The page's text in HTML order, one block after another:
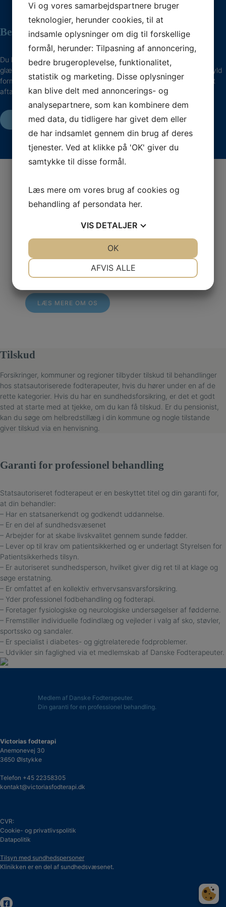
Bestil et gavekort til behandling
Du kan bestille et gavekort til en behandling i klinikken, hvis du vil
glæde en, du kender, med bedre fodsundhed og livskvalitet. Udfyld
formularen med dine oplysninger, og vi vender tilbage til dig for at
aftale mere om gavekortet.
BESTIL GAVEKORT
Vi giver os tid til dig
Vi kerer os om din fodsundhed og gør os umage med
at møde dig, hvor du er, uanset om du er 14 eller 84
Hos os har vi god tid til at komme godt omkring
fodproblemer og årsagerne til dem, mens du sidder i
stolen.
LÆS MERE OM OS
Tilskud
Forsikringer, kommuner og regioner tilbyder tilskud til behandlinger
hos statsautoriserede fodterapeuter, hvis du hører under en af de
rette kategorier. Hvis du har en sundhedsforsikring, er det et godt
sted at starte med at tjekke, om du kan få tilskud. Er du pensionist,
kan du søge om helbredstillæg i din kommune og nogle tilstande
giver tilskud via en henvisning.
Garanti for professionel behandling
Statsautoriseret fodterapeut er en beskyttet titel og din garanti for,
at din behandler:
– Har en statsanerkendt og godkendt uddannelse.
– Er en del af sundhedsvæsenet
– Arbejder for at skabe livskvalitet gennem sunde fødder.
– Lever op til krav om patientsikkerhed og er underlagt Styrelsen for
Patientsikkerheds tilsyn.
– Er autoriseret sundhedsperson, hvilket giver dig ret til at klage og
søge erstatning.
– Er omfattet af en kollektiv erhvervsansvarsforsikring.
– Yder professionel fodbehandling og fodterapi.
– Foretager fysiologiske og neurologiske undersøgelser af fødderne.
– Fremstiller individuelle fodindlæg og vejleder i valg af sko, støvler,
sportssko og sandaler.
– Er specialist i diabetes- og gigtrelaterede fodproblemer.
– Udvikler sin faglighed via et medlemskab af Danske Fodterapeuter.
Medlem af Danske Fodterapeuter.
Din garanti for en professionel behandling.
Victorias fodterapi
Anemonevej 30
3650 Ølstykke
Telefon +45 22358305
kontakt@victoriasfodterapi.dk
CVR:
Cookie- og privatlivspolitik
Datapolitik
Tilsyn med sundhedspersoner
Klinikken er en del af sundhedsvæsenet.
Vi og vores samarbejdspartnere bruger
teknologier, herunder cookies, til at
indsamle oplysninger om dig til forskellige
formål, herunder: Tilpasning af annoncering,
bedre brugeroplevelse, funktionalitet,
statistik og marketing. Disse oplysninger
kan blive delt med annoncerings- og
analysepartnere, som kan kombinere dem
med data, du tidligere har givet dem eller
de har indsamlet gennem din brug af deres
tjenester. Ved at klikke på 'OK' giver du
samtykke til disse formål.
Læs mere om vores brug af cookies og
behandling af persondata her.
VIS DETALJER
AFVIS ALLE
OK